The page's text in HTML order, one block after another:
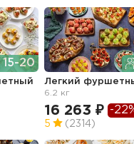
15-20
Легкий
6.2 кг
16 263 ₽ -
5 (2314)